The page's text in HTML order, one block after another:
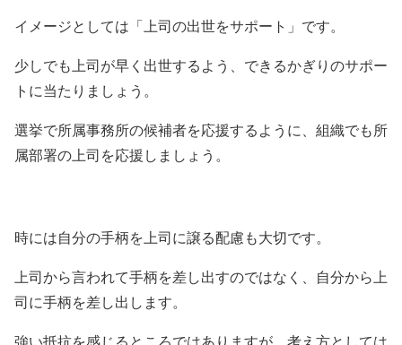
イメージとしては「上司の出世をサポート」です。
少しでも上司が早く出世するよう、できるかぎりのサポー
トに当たりましょう。
選挙で所属事務所の候補者を応援するように、組織でも所
属部署の上司を応援しましょう。
時には自分の手柄を上司に譲る配慮も大切です。
上司から言われて手柄を差し出すのではなく、自分から上
司に手柄を差し出します。
強い抵抗を感じるところではありますが、考え方としては